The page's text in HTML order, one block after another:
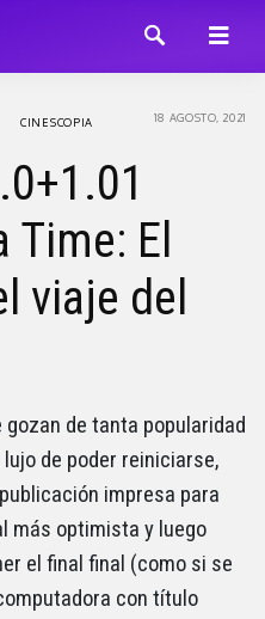
18 AGOSTO, 2021
CINESCOPIA
El
viaje del
de tanta popularidad
de poder reiniciarse,
impresa para
más optimista y luego
el final final (como si se
con título